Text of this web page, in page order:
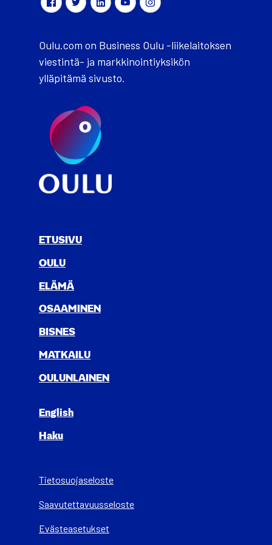
Oulu.com on Business Oulu -liikelaitoksen
viestintä- ja markkinointiyksikön
ylläpitämä sivusto.
ETUSIVU
OULU
ELÄ­MÄ
OSAA­MI­NEN
BIS­NES
MAT­KAI­LU
OULUN­LAI­NEN
English
Haku
Tietosuojaseloste
Saa­vu­tet­ta­vuus­se­los­te
Evästeasetukset